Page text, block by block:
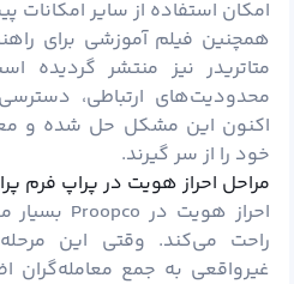
امکان استفاده از سایر امکانات
همچنین فیلم آموزشی برای
متاتریدر نیز منتشر
محدودیت‌های ارتباطی،
اکنون این مشکل حل شده و
خود را از سر گیرند.
مراحل احراز هویت در پراپ فرم
احراز هویت در Proopco بسیار
راحت می‌کند. وقتی این
غیرواقعی به جمع معامله‌گران